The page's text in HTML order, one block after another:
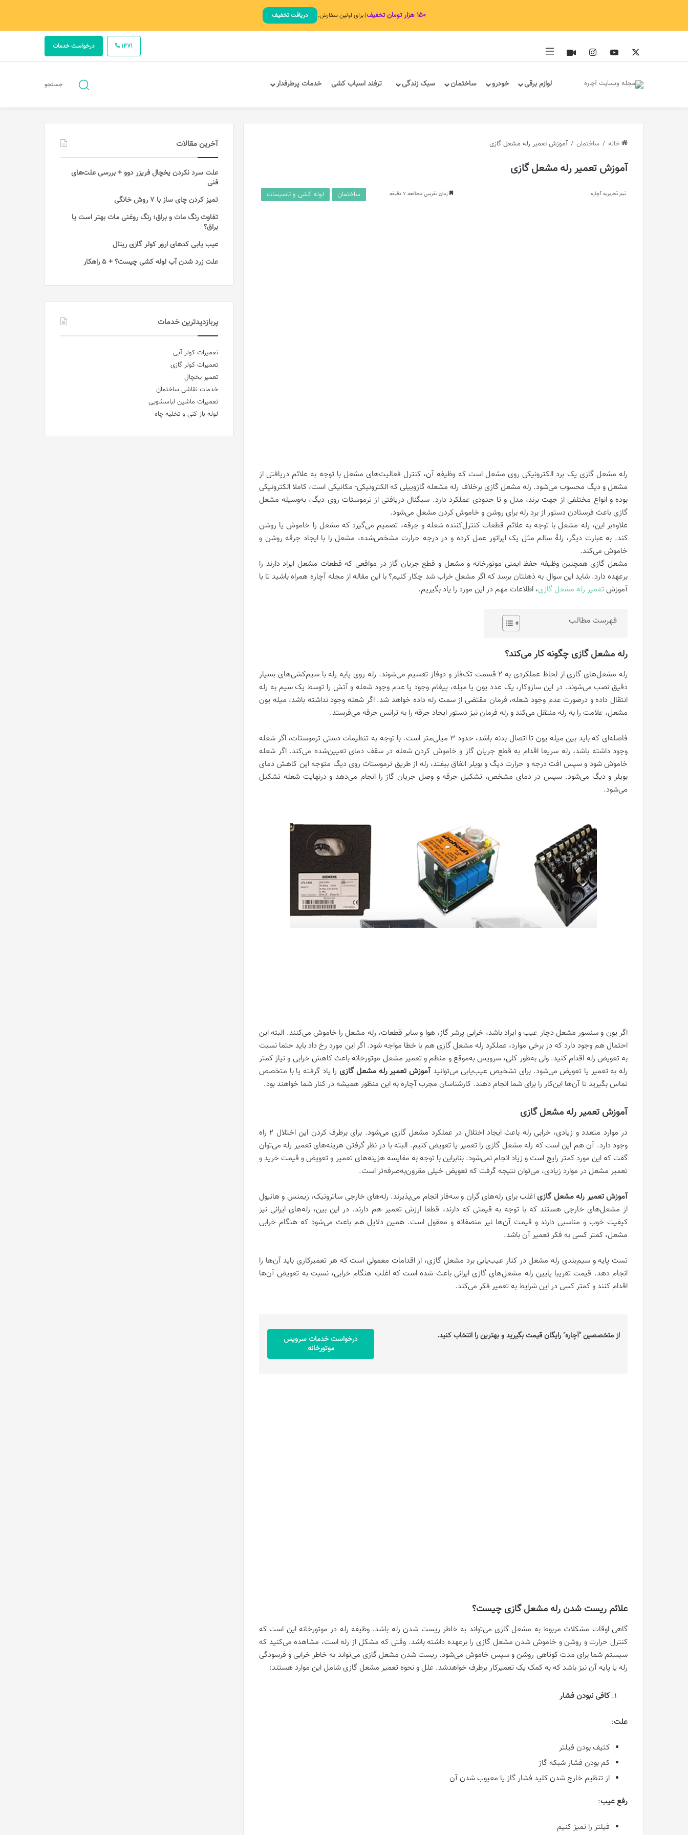
۱۵۰ هزار تومان تخفیف | برای اولین سفارش. دریافت تخفیف
ایکس یوتیوب اینستاگرام آپارات درخواست خدمات 1471
لوازم برقی خودرو ساختمان سبک زندگی ترفند اسباب کشی خدمات پرطرفدار جستجوجستجو
خانه / ساختمان / آموزش تعمیر رله مشعل گازی
آموزش تعمیر رله مشعل گازی
تیم تحریریه آچاره زمان تقریبی مطالعه 7 دقیقه ساختمان لوله کشی و تاسیسات
رله مشعل گازی یک برد الکترونیکی روی مشعل است که وظیفه آن، کنترل فعالیت‌های مشعل با توجه به علائم دریافتی از
مشعل و دیگ محسوب می‌شود. رله مشعل گازی برخلاف رله مشعله گازوییلی که الکترونیکی- مکانیکی است، کاملا الکترونیکی
بوده و انواع مختلفی از جهت برند، مدل و تا حدودی عملکرد دارد. سیگنال دریافتی از ترموستات روی دیگ، به‌وسیله مشعل
گازی باعث فرستادن دستور از برد رله برای روشن و خاموش کردن مشعل می‌شود.
علاوه‌بر این، رله مشعل با توجه به علائم قطعات کنترل‌کننده شعله و جرقه، تصمیم می‌گیرد که مشعل را خاموش یا روشن
کند. به عبارت دیگر، رلۀ سالم مثل یک اپراتور عمل کرده و در درجه حرارت مشخص‌شده، مشعل را با ایجاد جرقه روشن و
خاموش می‌کند.
مشعل گازی همچنین وظیفه حفظ ایمنی موتورخانه و مشعل و قطع جریان گاز در مواقعی که قطعات مشعل ایراد دارند را
برعهده دارد. شاید این سوال به ذهنتان برسد که اگر مشعل خراب شد چکار کنیم؟ با این مقاله از مجله آچاره همراه باشید تا با
آموزشتعمیر رله مشعل گازی، اطلاعات مهم در این مورد را یاد بگیریم.
فهرست مطالب
رله مشعل گازی چگونه کار می‌کند؟
رله مشعل‌های گازی از لحاظ عملکردی به 2 قسمت تک‌فاز و دوفاز تقسیم می‌شوند. رله روی پایه رله با سیم‌کشی‌های بسیار
دقیق نصب می‌شوند. در این سازوکار، یک عدد یون یا میله، پیغام وجود یا عدم وجود شعله و آتش را توسط یک سیم به رله
انتقال داده و درصورت عدم وجود شعله، فرمان مقتضی از سمت رله داده خواهد شد. اگر شعله وجود نداشته باشد، میله یون
مشعل، علامت را به رله منتقل می‌کند و رله فرمان نیز دستور ایجاد جرقه را به ترانس جرقه می‌فرستد.
فاصله‌ای که باید بین میله یون تا اتصال بدنه باشد، حدود 3 میلی‌متر است. با توجه به تنظیمات دستی ترموستات، اگر شعله
وجود داشته باشد، رله سریعا اقدام به قطع جریان گاز و خاموش کردن شعله در سقف دمای تعیین‌شده می‌کند. اگر شعله
خاموش شود و سپس افت درجه و حرارت دیگ و بویلر اتفاق بیفتد، رله از طریق ترموستات روی دیگ متوجه این کاهش دمای
بویلر و دیگ می‌شود. سپس در دمای مشخص، تشکیل جرقه و وصل جریان گاز را انجام می‌دهد و درنهایت شعله تشکیل
می‌شود.
اگر یون و سنسور مشعل دچار عیب و ایراد باشد، خرابی پرشر گاز، هوا و سایر قطعات، رله مشعل را خاموش می‌کنند. البته این
احتمال هم وجود دارد که در برخی موارد، عملکرد رله مشعل گازی هم با خطا مواجه شود. اگر این مورد رخ داد باید حتما نسبت
به تعویض رله اقدام کنید. ولی به‌طور کلی، سرویس به‌موقع و منظم و تعمیر مشعل موتورخانه باعث کاهش خرابی و نیاز کمتر
رله به تعمیر یا تعویض می‌شود. برای تشخیص عیب‌یابی می‌توانیدآموزش تعمیر رله مشعل گازیرا یاد گرفته یا با متخصص
تماس بگیرید تا آن‌ها این‌کار را برای شما انجام دهند. کارشناسان مجرب آچاره به این منظور همیشه در کنار شما خواهند بود.
آموزش تعمیر رله مشعل گازی
در موارد متعدد و زیادی، خرابی رله باعث ایجاد اختلال در عملکرد مشعل گازی می‌شود. برای برطرف کردن این اختلال 2 راه
وجود دارد. آن هم این است که رله مشعل گازی را تعمیر یا تعویض کنیم. البته با در نظر گرفتن هزینه‌های تعمیر رله می‌توان
گفت که این مورد کمتر رایج است و زیاد انجام نمی‌شود. بنابراین با توجه به مقایسه هزینه‌های تعمیر و تعویض و قیمت خرید و
تعمیر مشعل در موارد زیادی، می‌توان نتیجه گرفت که تعویض خیلی مقرون‌به‌صرفه‌تر است.
آموزش تعمیر رله مشعل گازیاغلب برای رله‌های گران و سه‌فاز انجام می‌پذیرند. رله‌های خارجی ساترونیک، زیمنس و هانیول
از مشعل‌های خارجی هستند که با توجه به قیمتی که دارند، قطعا ارزش تعمیر هم دارند. در این بین، رله‌های ایرانی نیز
کیفیت خوب و مناسبی دارند و قیمت آن‌ها نیز منصفانه و معقول است. همین دلایل هم باعث می‌شود که هنگام خرابی
مشعل، کمتر کسی به فکر تعمیر آن باشد.
تست پایه و سیم‌بندی رله مشعل در کنار عیب‌یابی برد مشعل گازی، از اقدامات معمولی است که هر تعمیرکاری باید آن‌ها را
انجام دهد. قیمت تقریبا پایین رله مشعل‌های گازی ایرانی باعث شده است که اغلب هنگام خرابی، نسبت به تعویض آن‌ها
اقدام کنند و کمتر کسی در این شرایط به تعمیر فکر می‌کند.
از متخصصین "آچاره" رایگان قیمت بگیرید و بهترین را انتخاب کنید.
درخواست خدمات سرویس
موتورخانه
علائم ریست شدن رله مشعل گازی چیست؟
گاهی اوقات مشکلات مربوط به مشعل گازی می‌تواند به خاطر ریست شدن رله باشد. وظیفه رله در موتورخانه این است که
کنترل حرارت و روشن و خاموش شدن مشعل گازی را برعهده داشته باشد. وقتی که مشکل از رله است، مشاهده می‌کنید که
سیستم شما برای مدت کوتاهی روشن و سپس خاموش می‌شود. ریست شدن مشعل گازی می‌تواند به خاطر خرابی و فرسودگی
رله یا پایه آن نیز باشد که به کمک یک تعمیرکار برطرف خواهدشد. علل و نحوه تعمیر مشعل گازی شامل این موارد هستند:
کافی نبودن فشار
علت:
کثیف بودن فیلتر
کم بودن فشار شبکه گاز
از تنظیم خارج شدن کلید فشار گاز یا معیوب شدن آن
رفع عیب:
فیلتر را تمیز کنیم
آخرین مقالات
علت سرد نکردن یخچال فریزر دوو + بررسی علت‌های
فنی
تمیز کردن چای ساز با ۷ روش خانگی
تفاوت رنگ مات و براق؛ رنگ روغنی مات بهتر است یا
براق؟
عیب یابی کدهای ارور کولر گازی ریتال
علت زرد شدن آب لوله کشی چیست؟ + 5 راهکار
پربازدیدترین خدمات
تعمیرات کولر آبی
تعمیرات کولر گازی
تعمیر یخچال
خدمات نقاشی ساختمان
تعمیرات ماشین لباسشویی
لوله باز کنی و تخلیه چاه